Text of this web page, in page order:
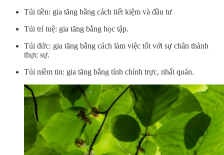
Túi tiền: gia tăng bằng cách tiết kiệm và đầu tư
Túi trí tuệ: gia tăng bằng học tập.
Túi đức: gia tăng bằng cách làm việc tốt với sự chân thành
thực sự.
Túi niềm tin: gia tăng bằng tính chính trực, nhất quán.